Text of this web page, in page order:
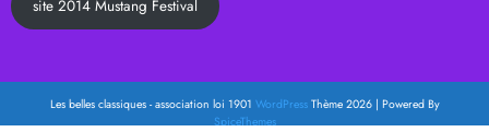
3eme Rallye Marne Classique 1996